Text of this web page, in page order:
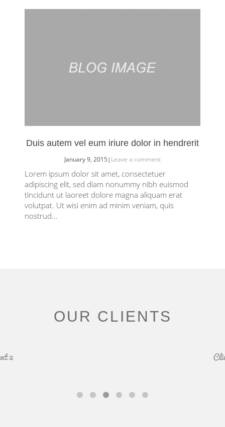
Duis autem vel eum iriure dolor in hendrerit
January 9, 2015 | Leave a comment
Lorem ipsum dolor sit amet, consectetuer
adipiscing elit, sed diam nonummy nibh euismod
tincidunt ut laoreet dolore magna aliquam erat
volutpat. Ut wisi enim ad minim veniam, quis
nostrud...
OUR CLIENTS